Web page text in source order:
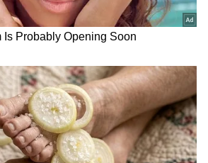
ಮತ್ತು AI ನಿಂದ ಸೈಬರ್‌ ಭದ್ರತೆ
ಇತ್ತೀಚಿನ ಟೆಕ್ನಾಲಜಿ
in Kannada) ಬಗ್ಗೆ
ಡಿಜಿಟಲ್ ಟ್ರೆಂಡ್‌ಗಳ ಕುರಿತು